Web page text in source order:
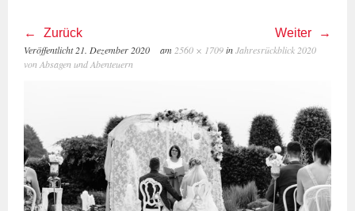
Zurück Weiter
Veröffentlicht21. Dezember 2020 am 2560 × 1709inJahresrückblick 2020
von Absagen und Abenteuern